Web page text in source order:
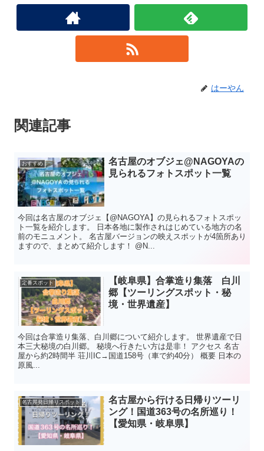
はーやん
関連記事
おすすめ
名古屋のオブジェ@NAGOYAの
見られるフォトスポット一覧
今回は名古屋のオブジェ【@NAGOYA】の見られるフォトスポッ
ト一覧を紹介します。 日本各地に製作されはじめている地方の名
前のモニュメント。 名古屋バージョンの映えスポットが4箇所あり
ますので、まとめて紹介します！ @N...
定番スポット
【岐阜県】合掌造り集落 白川
郷【ツーリングスポット・秘
境・世界遺産】
今回は合掌造り集落、白川郷について紹介します。 世界遺産で日
本三大秘境の白川郷。 秘境へ行きたい方は是非！ アクセス 名古
屋から約2時間半 荘川IC→国道158号（車で約40分） 概要 日本の
原風...
名古屋発日帰りスポット
名古屋から行ける日帰りツーリ
ング！国道363号の名所巡り！
【愛知県・岐阜県】